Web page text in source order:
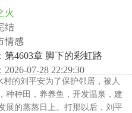
火
结
情感
第4603章 脚下的彩虹路
07-28 22:29:30
村的刘平安为了保护邻居，被人
种种田，养养鱼，开发温泉，建
展的蒸蒸日上。打那以后，刘平